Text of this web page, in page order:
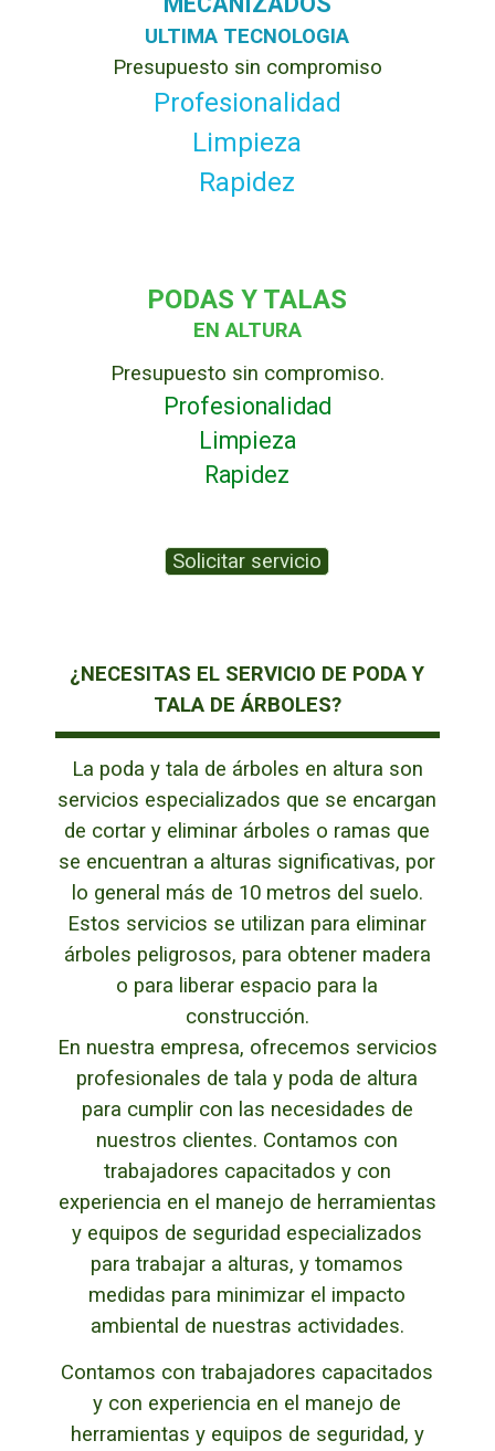
ULTIMA TECNOLOGIA
Presupuesto sin compromiso
Profesionalidad
Limpieza
Rapidez
PODAS Y TALAS
EN ALTURA
Presupuesto sin compromiso.
Profesionalidad
Limpieza
Rapidez
Solicitar servicio
¿NECESITAS EL SERVICIO DE PODA Y
TALA DE ÁRBOLES?
La poda y tala de árboles en altura son
servicios especializados que se encargan
de cortar y eliminar árboles o ramas que
se encuentran a alturas significativas, por
lo general más de 10 metros del suelo.
Estos servicios se utilizan para eliminar
árboles peligrosos, para obtener madera
o para liberar espacio para la
construcción.
En nuestra empresa, ofrecemos servicios
profesionales de tala y poda de altura
para cumplir con las necesidades de
nuestros clientes. Contamos con
trabajadores capacitados y con
experiencia en el manejo de herramientas
y equipos de seguridad especializados
para trabajar a alturas, y tomamos
medidas para minimizar el impacto
ambiental de nuestras actividades.
Contamos con trabajadores capacitados
y con experiencia en el manejo de
herramientas y equipos de seguridad, y